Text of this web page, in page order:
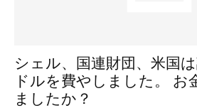
シェル、国連財団、米国
ドルを費やしました。 お
ましたか？